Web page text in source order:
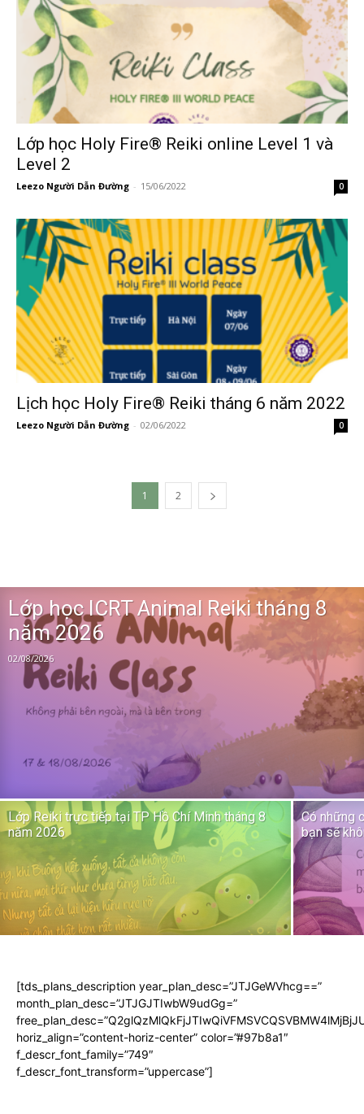
Lớp học Holy Fire® Reiki online Level 1 và
Level 2
Leezo Người Dẫn Đường - 15/06/2022 0
Lịch học Holy Fire® Reiki tháng 6 năm 2022
Leezo Người Dẫn Đường - 02/06/2022 0
1 2
Lớp học ICRT Animal Reiki tháng 8
năm 2026
02/08/2026
Lớp Reiki trực tiếp tại TP Hồ Chí Minh tháng 8
năm 2026
Có những
bạn sẽ
[tds_plans_description year_plan_desc=”JTJGeWVhcg==”
month_plan_desc=”JTJGJTIwbW9udGg=”
horiz_align=”content-horiz-center” color=”#97b8a1″
f_descr_font_family=”749″
f_descr_font_transform=”uppercase”]